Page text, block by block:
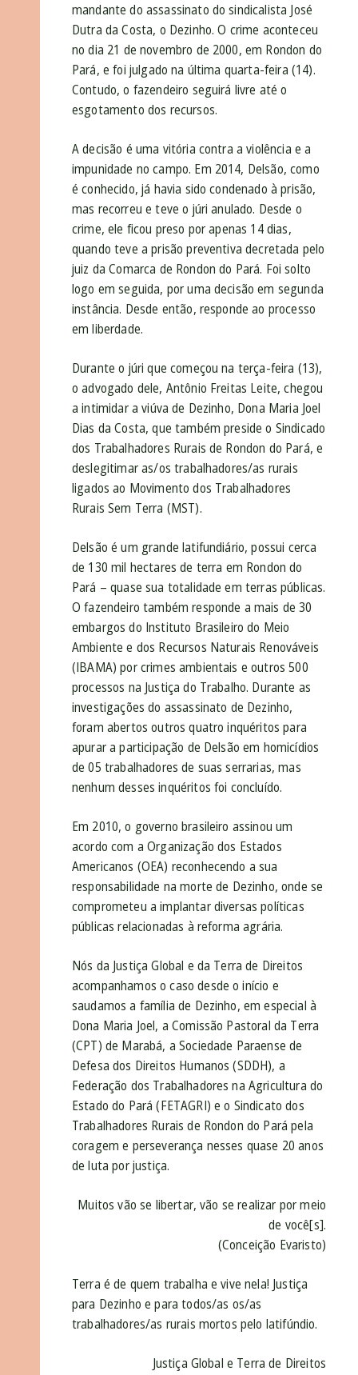
mandante do assassinato do sindicalista José
Dutra da Costa, o Dezinho. O crime aconteceu
no dia 21 de novembro de 2000, em Rondon do
Pará, e foi julgado na última quarta-feira (14).
Contudo, o fazendeiro seguirá livre até o
esgotamento dos recursos.
A decisão é uma vitória contra a violência e a
impunidade no campo. Em 2014, Delsão, como
é conhecido, já havia sido condenado à prisão,
mas recorreu e teve o júri anulado. Desde o
crime, ele ficou preso por apenas 14 dias,
quando teve a prisão preventiva decretada pelo
juiz da Comarca de Rondon do Pará. Foi solto
logo em seguida, por uma decisão em segunda
instância. Desde então, responde ao processo
em liberdade.
Durante o júri que começou na terça-feira (13),
o advogado dele, Antônio Freitas Leite, chegou
a intimidar a viúva de Dezinho, Dona Maria Joel
Dias da Costa, que também preside o Sindicado
dos Trabalhadores Rurais de Rondon do Pará, e
deslegitimar as/os trabalhadores/as rurais
ligados ao Movimento dos Trabalhadores
Rurais Sem Terra (MST).
Delsão é um grande latifundiário, possui cerca
de 130 mil hectares de terra em Rondon do
Pará – quase sua totalidade em terras públicas.
O fazendeiro também responde a mais de 30
embargos do Instituto Brasileiro do Meio
Ambiente e dos Recursos Naturais Renováveis
(IBAMA) por crimes ambientais e outros 500
processos na Justiça do Trabalho. Durante as
investigações do assassinato de Dezinho,
foram abertos outros quatro inquéritos para
apurar a participação de Delsão em homicídios
de 05 trabalhadores de suas serrarias, mas
nenhum desses inquéritos foi concluído.
Em 2010, o governo brasileiro assinou um
acordo com a Organização dos Estados
Americanos (OEA) reconhecendo a sua
responsabilidade na morte de Dezinho, onde se
comprometeu a implantar diversas políticas
públicas relacionadas à reforma agrária.
Nós da Justiça Global e da Terra de Direitos
acompanhamos o caso desde o início e
saudamos a família de Dezinho, em especial à
Dona Maria Joel, a Comissão Pastoral da Terra
(CPT) de Marabá, a Sociedade Paraense de
Defesa dos Direitos Humanos (SDDH), a
Federação dos Trabalhadores na Agricultura do
Estado do Pará (FETAGRI) e o Sindicato dos
Trabalhadores Rurais de Rondon do Pará pela
coragem e perseverança nesses quase 20 anos
de luta por justiça.
Muitos vão se libertar, vão se realizar por meio
de você[s].
(Conceição Evaristo)
Terra é de quem trabalha e vive nela! Justiça
para Dezinho e para todos/as os/as
trabalhadores/as rurais mortos pelo latifúndio.
Justiça Global e Terra de Direitos